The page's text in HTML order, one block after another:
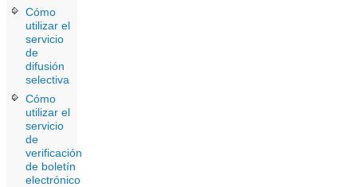
Cómo
utilizar el
servicio
de
difusión
selectiva
Cómo
utilizar el
servicio
de
verificación
de boletín
electrónico